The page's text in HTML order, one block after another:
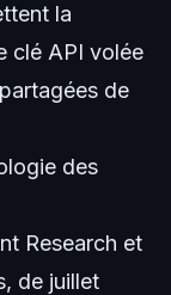
la
clé API volée
de
des
Research et
de juillet